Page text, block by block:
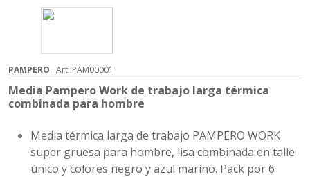
PAMPERO . Art: PAM00001
Media Pampero Work de trabajo larga térmica
combinada para hombre
Media térmica larga de trabajo PAMPERO WORK
super gruesa para hombre, lisa combinada en talle
único y colores negro y azul marino. Pack por 6